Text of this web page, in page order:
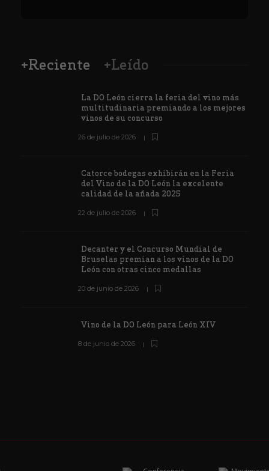
+Reciente +Leído
La DO León cierra la feria del vino más
multitudinaria premiando a los mejores
vinos de su concurso
26 de julio de 2026
Catorce bodegas exhibirán en la Feria
del Vino de la DO León la excelente
calidad de la añada 2025
22 de julio de 2026
Decanter y el Concurso Mundial de
Bruselas premian a los vinos de la DO
León con otras cinco medallas
20 de junio de 2026
Vino de la DO León para León XIV
8 de junio de 2026